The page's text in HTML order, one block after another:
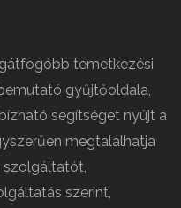
temetkezési
gyűjtőoldala,
segítséget nyújt a
megtalálhatja
szolgáltatót,
szerint,